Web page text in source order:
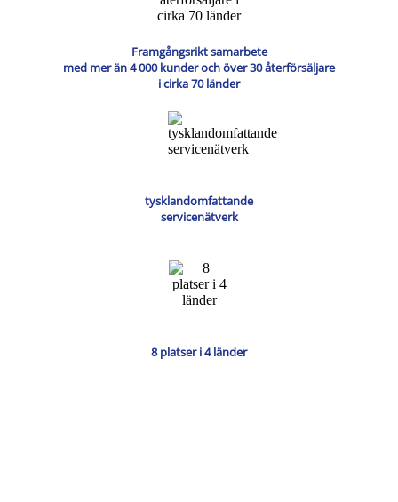
Framgångsrikt samarbete
med mer än 4 000 kunder och över 30 återförsäljare
i cirka 70 länder
tysklandomfattande
servicenätverk
8 platser i 4 länder